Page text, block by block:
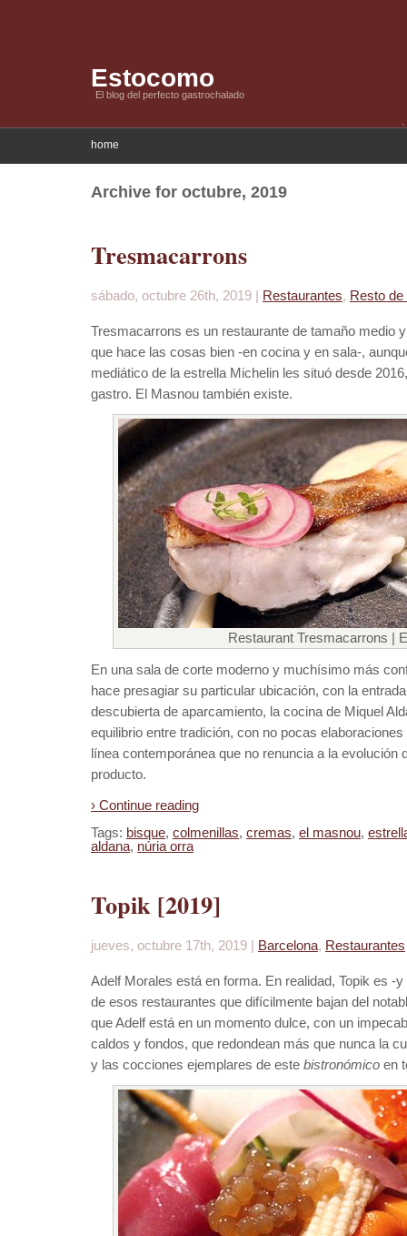
Estocomo
El blog del perfecto gastrochalado
home
Archive for octubre, 2019
Tresmacarrons
sábado, octubre 26th, 2019 | Restaurantes, Resto
Tresmacarrons es un restaurante de tamaño medio
que hace las cosas bien -en cocina y en sala-,
mediático de la estrella Michelin les situó desde
gastro. El Masnou también existe.
Restaurant Tresmacarrons |
En una sala de corte moderno y muchísimo más
hace presagiar su particular ubicación, con la
descubierta de aparcamiento, la cocina de Miquel
equilibrio entre tradición, con no pocas
línea contemporánea que no renuncia a la evolución
producto.
› Continue reading
Tags: bisque, colmenillas, cremas, el masnou,
aldana, núria orra
Topik [2019]
jueves, octubre 17th, 2019 | Barcelona, Restaurantes
Adelf Morales está en forma. En realidad, Topik es -
de esos restaurantes que difícilmente bajan del
que Adelf está en un momento dulce, con un
caldos y fondos, que redondean más que nunca la
y las cocciones ejemplares de este bistronómico en